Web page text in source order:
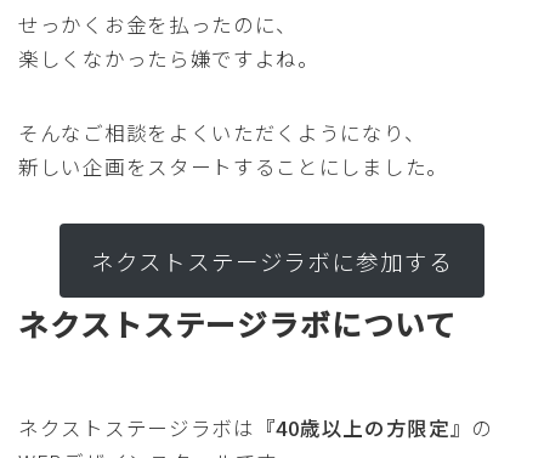
せっかくお金を払ったのに、
楽しくなかったら嫌ですよね。
そんなご相談をよくいただくようになり、
新しい企画をスタートすることにしました。
ネクストステージラボに参加する
ネクストステージラボについて
ネクストステージラボは 『40歳以上の方限定』 の